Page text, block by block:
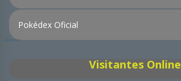
Pokédex Oficial
Visitantes Online